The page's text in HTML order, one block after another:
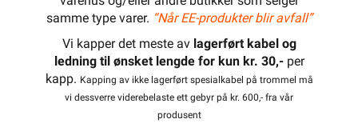
samme type varer. “Når EE-produkter blir avfall”
Vi kapper det meste av lagerført kabel og
ledning til ønsket lengde for kun kr. 30,-per
kapp. Kapping av ikke lagerført spesialkabel på trommel må
vi dessverre viderebelaste ett gebyr på kr. 600,- fra vår
produsent